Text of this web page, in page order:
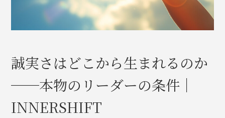
誠実さはどこから生まれるのか
──本物のリーダーの条件｜
INNERSHIFT